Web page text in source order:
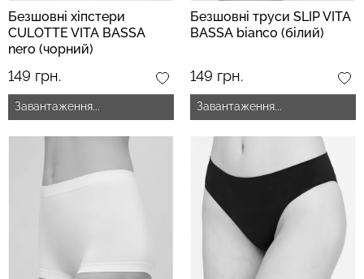
Безшовні хіпстери
CULOTTE VITA BASSA
nero (чорний)
149 грн.
Завантаження...
Безшовні труси SLIP VITA
BASSA bianco (білий)
149 грн.
Завантаження...